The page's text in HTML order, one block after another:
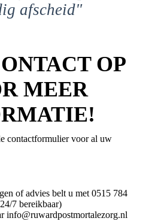
afscheid"
OP
MEER
contactformulier voor al uw
of advies belt u met 0515 784
7 bereikbaar)
info@ruwardpostmortalezorg.nl